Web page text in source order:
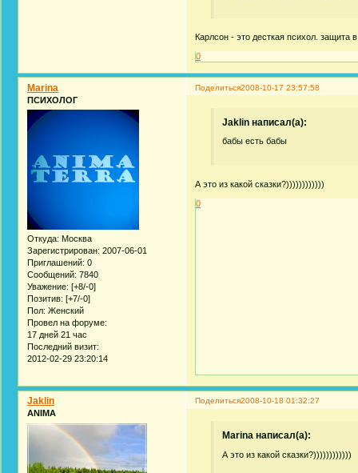
Карлсон - это десткая психол. защита
0
Поделиться2008-10-17 23:57:58
Marina
ПСИХОЛОГ
Откуда: Москва
Зарегистрирован: 2007-06-01
Приглашений: 0
Сообщений: 7840
Уважение: [+8/-0]
Позитив: [+7/-0]
Пол: Женский
Провел на форуме:
17 дней 21 час
Последний визит:
2012-02-29 23:20:14
Jaklin написал(а):
бабы есть бабы
А это из какой сказки?))))))))))))
0
Поделиться2008-10-18 01:32:27
Jaklin
ANIMA
Marina написал(а):
А это из какой сказки?))))))))))))